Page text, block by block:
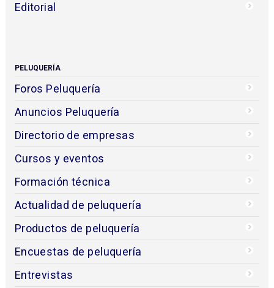
Editorial
PELUQUERÍA
Foros Peluquería
Anuncios Peluquería
Directorio de empresas
Cursos y eventos
Formación técnica
Actualidad de peluquería
Productos de peluquería
Encuestas de peluquería
Entrevistas